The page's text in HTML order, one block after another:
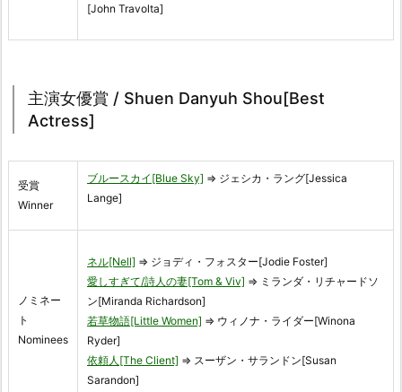
[John Travolta]
主演女優賞 / Shuen Danyuh Shou[Best
Actress]
受賞
Winner
ブルースカイ[Blue Sky] ⇒ ジェシカ・ラング[Jessica
Lange]
ノミネー
ト
Nominees
ネル[Nell] ⇒ ジョディ・フォスター[Jodie Foster]
愛しすぎて/詩人の妻[Tom & Viv] ⇒ ミランダ・リチャードソ
ン[Miranda Richardson]
若草物語[Little Women] ⇒ ウィノナ・ライダー[Winona
Ryder]
依頼人[The Client] ⇒ スーザン・サランドン[Susan
Sarandon]